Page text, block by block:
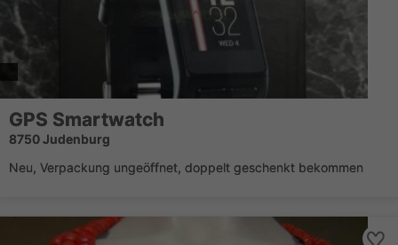
GPS Smartwatch
8750 Judenburg
Neu, Verpackung ungeöffnet, doppelt geschenkt bekommen